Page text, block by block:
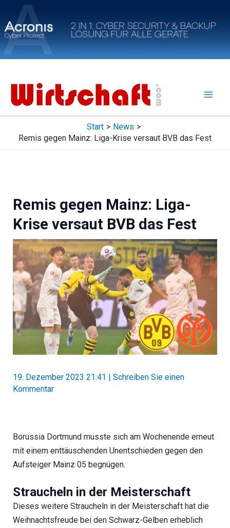
Inhalt
springen
Start
News
Remis gegen Mainz: Liga-Krise versaut BVB das Fest
Remis gegen Mainz: Liga-
Krise versaut BVB das Fest
19. Dezember 2023 21:41 | Schreiben Sie einen
Kommentar
Borussia Dortmund musste sich am Wochenende erneut
mit einem enttäuschenden Unentschieden gegen den
Aufsteiger Mainz 05 begnügen.
Straucheln in der Meisterschaft
Dieses weitere Straucheln in der Meisterschaft hat die
Weihnachtsfreude bei den Schwarz-Gelben erheblich